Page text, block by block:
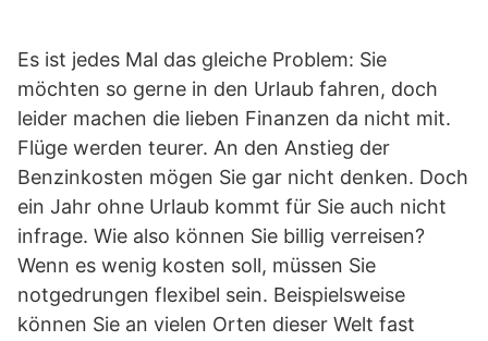
Es ist jedes Mal das gleiche Problem: Sie
möchten so gerne in den Urlaub fahren, doch
leider machen die lieben Finanzen da nicht mit.
Flüge werden teurer. An den Anstieg der
Benzinkosten mögen Sie gar nicht denken. Doch
ein Jahr ohne Urlaub kommt für Sie auch nicht
infrage. Wie also können Sie billig verreisen?
Wenn es wenig kosten soll, müssen Sie
notgedrungen flexibel sein. Beispielsweise
können Sie an vielen Orten dieser Welt fast